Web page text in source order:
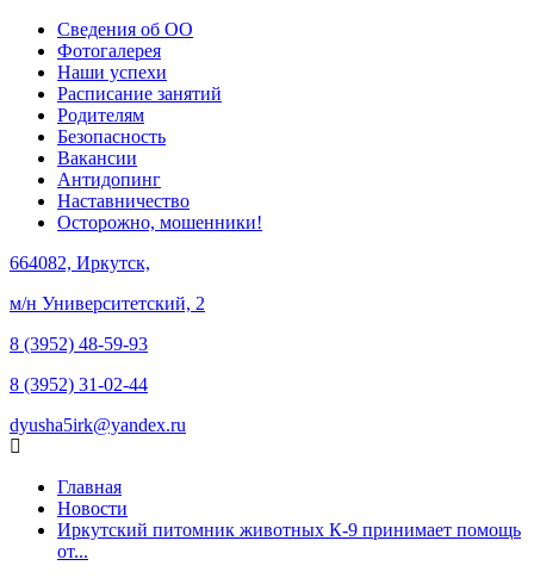
Сведения об ОО
Фотогалерея
Наши успехи
Расписание занятий
Родителям
Безопасность
Вакансии
Антидопинг
Наставничество
Осторожно, мошенники!
664082, Иркутск,
м/н Университетский, 2
8 (3952) 48-59-93
8 (3952) 31-02-44
dyusha5irk@yandex.ru
Главная
Новости
Иркутский питомник животных К-9 принимает помощь
от...